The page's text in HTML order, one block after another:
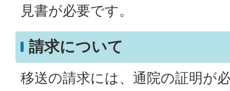
見書が必要です。
請求について
移送の請求には、通院の証明が